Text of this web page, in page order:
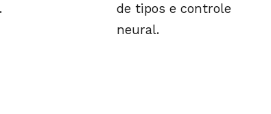
de tipos e controle
neural.